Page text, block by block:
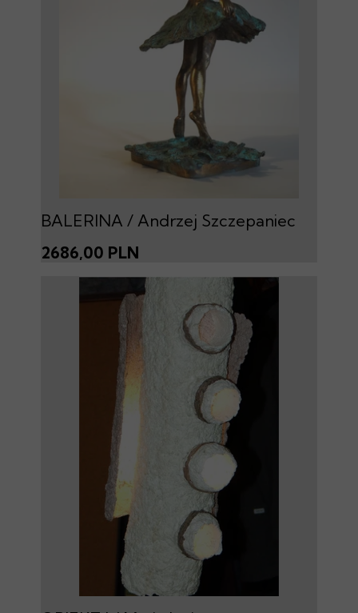
BALERINA / Andrzej Szczepaniec
2686,00 PLN